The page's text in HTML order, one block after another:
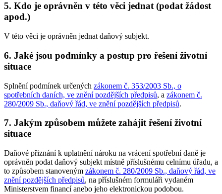
5. Kdo je oprávněn v této věci jednat (podat žádost
apod.)
V této věci je oprávněn jednat daňový subjekt.
6. Jaké jsou podmínky a postup pro řešení životní
situace
Splnění podmínek určených zákonem č. 353/2003 Sb., o
spotřebních daních, ve znění pozdějších předpisů, a zákonem č.
280/2009 Sb., daňový řád, ve znění pozdějších předpisů.
7. Jakým způsobem můžete zahájit řešení životní
situace
Daňové přiznání k uplatnění nároku na vrácení spotřební daně je
oprávněn podat daňový subjekt místně příslušnému celnímu úřadu, a
to způsobem stanoveným zákonem č. 280/2009 Sb., daňový řád, ve
znění pozdějších předpisů, na příslušném formuláři vydaném
Ministerstvem financí anebo jeho elektronickou podobou.